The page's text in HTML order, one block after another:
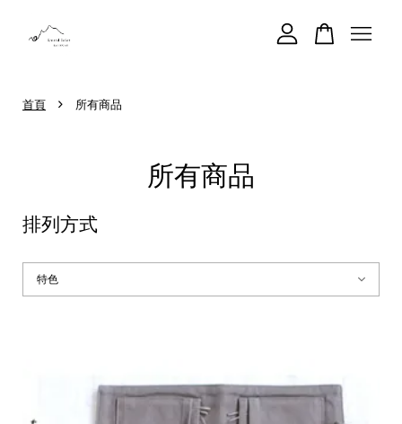
首頁 › 所有商品
所有商品
排列方式
您的購物車目前還是空的。